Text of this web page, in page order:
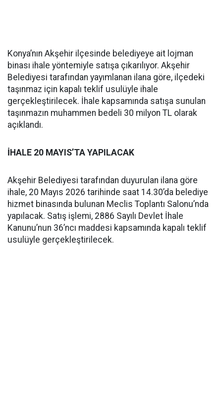
Konya’nın Akşehir ilçesinde belediyeye ait lojman
binası ihale yöntemiyle satışa çıkarılıyor. Akşehir
Belediyesi tarafından yayımlanan ilana göre, ilçedeki
taşınmaz için kapalı teklif usulüyle ihale
gerçekleştirilecek. İhale kapsamında satışa sunulan
taşınmazın muhammen bedeli 30 milyon TL olarak
açıklandı.
İHALE 20 MAYIS’TA YAPILACAK
Akşehir Belediyesi tarafından duyurulan ilana göre
ihale, 20 Mayıs 2026 tarihinde saat 14.30’da belediye
hizmet binasında bulunan Meclis Toplantı Salonu’nda
yapılacak. Satış işlemi, 2886 Sayılı Devlet İhale
Kanunu’nun 36’ncı maddesi kapsamında kapalı teklif
usulüyle gerçekleştirilecek.